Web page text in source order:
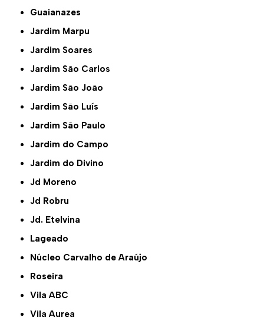
Guaianazes
Jardim Marpu
Jardim Soares
Jardim São Carlos
Jardim São João
Jardim São Luís
Jardim São Paulo
Jardim do Campo
Jardim do Divino
Jd Moreno
Jd Robru
Jd. Etelvina
Lageado
Núcleo Carvalho de Araújo
Roseira
Vila ABC
Vila Aurea